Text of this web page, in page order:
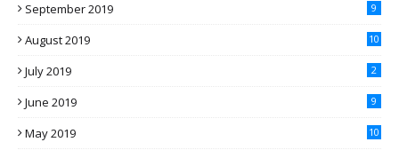
September 2019 9
August 2019 10
July 2019 2
June 2019 9
May 2019 10